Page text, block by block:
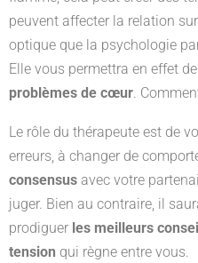
peuvent affecter la relation
optique que la psychologie
Elle vous permettra en effet
problèmes de cœur.
Le rôle du thérapeute est de
erreurs, à changer de
consensus avec votre
juger. Bien au contraire, il
prodiguer les meilleurs
tension qui règne entre vous.